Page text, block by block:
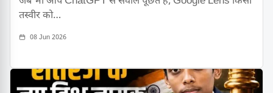
तस्वीर को…
08 Jun 2026